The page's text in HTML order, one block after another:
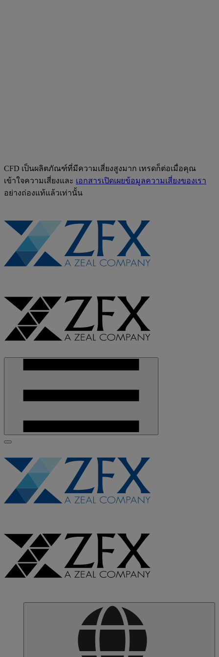
CFD เป็นผลิตภัณฑ์ที่มีความเสี่ยงสูงมาก เทรดก็ต่อเมื่อคุณ
เข้าใจความเสี่ยงและ เอกสารเปิดเผยข้อมูลความเสี่ยงของเรา
อย่างถ่องแท้แล้วเท่านั้น